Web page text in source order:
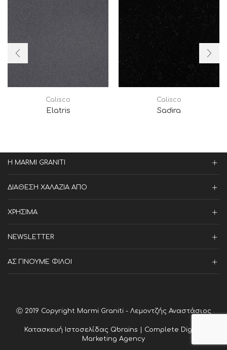
Calisco
Elatris
Calisco
Sadira
Η MARMI GRANITI
ΔΙΑΘΕΣΗ ΧΑΛΑΖΙΑ ΑΠΟ
ΧΡΗΣΙΜΑ
NEWSLETTER
ΑΣ ΓΙΝΟΥΜΕ ΦΙΛΟΙ
Ⓒ 2019 Copyright Marmi Graniti - Λεμοντζής Αναστάσιος
Κατασκευή Ιστοσελίδας Qbrains | Complete Digital
Marketing Agency